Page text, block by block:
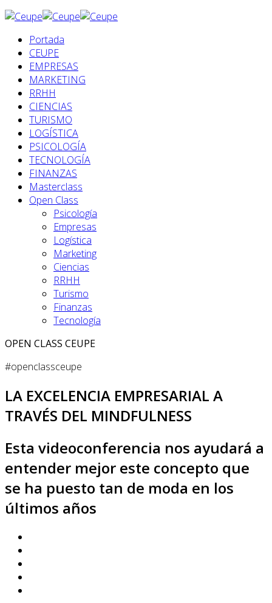
Portada
CEUPE
EMPRESAS
MARKETING
RRHH
CIENCIAS
TURISMO
LOGÍSTICA
PSICOLOGÍA
TECNOLOGÍA
FINANZAS
Masterclass
Open Class
Psicología
Empresas
Logística
Marketing
Ciencias
RRHH
Turismo
Finanzas
Tecnología
OPEN CLASS CEUPE
#openclassceupe
LA EXCELENCIA EMPRESARIAL A
TRAVÉS DEL MINDFULNESS
Esta videoconferencia nos ayudará a
entender mejor este concepto que
se ha puesto tan de moda en los
últimos años